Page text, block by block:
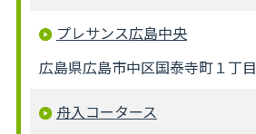
プレサンス広島中央
広島県広島市中区国泰寺町１丁目
舟入コータース